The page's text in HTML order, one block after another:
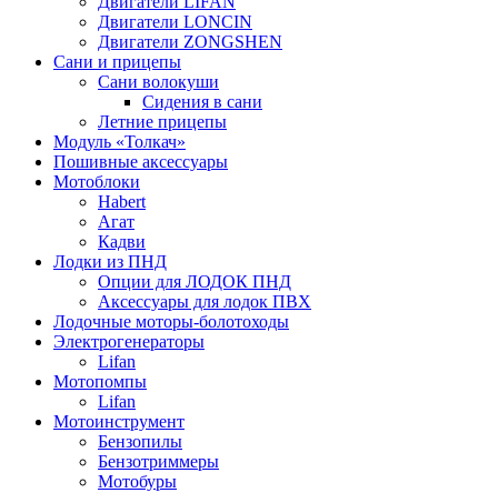
Двигатели LONCIN
Двигатели ZONGSHEN
Сани и прицепы
Сани волокуши
Сидения в сани
Летние прицепы
Модуль «Толкач»
Пошивные аксессуары
Мотоблоки
Habert
Агат
Кадви
Лодки из ПНД
Опции для ЛОДОК ПНД
Аксессуары для лодок ПВХ
Лодочные моторы-болотоходы
Электрогенераторы
Lifan
Мотопомпы
Lifan
Мотоинструмент
Бензопилы
Бензотриммеры
Мотобуры